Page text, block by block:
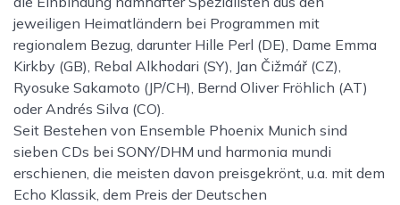
jeweiligen Heimatländern bei Programmen mit
regionalem Bezug, darunter Hille Perl (DE), Dame Emma
Kirkby (GB), Rebal Alkhodari (SY), Jan Čižmář (CZ),
Ryosuke Sakamoto (JP/CH), Bernd Oliver Fröhlich (AT)
oder Andrés Silva (CO).
Seit Bestehen von Ensemble Phoenix Munich sind
sieben CDs bei SONY/DHM und harmonia mundi
erschienen, die meisten davon preisgekrönt, u.a. mit dem
Echo Klassik, dem Preis der Deutschen